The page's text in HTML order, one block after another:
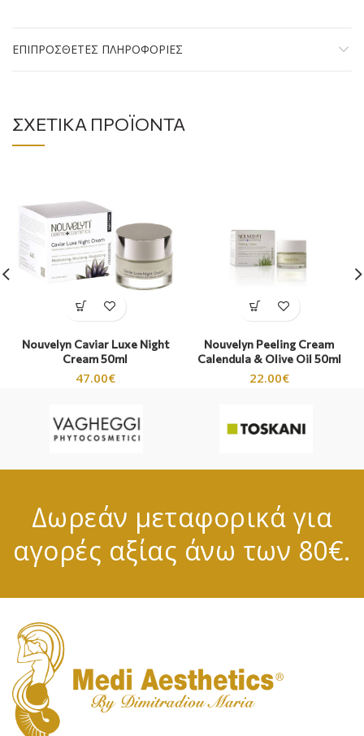
ΕΠΙΠΡΌΣΘΕΤΕΣ ΠΛΗΡΟΦΟΡΊΕΣ
ΣΧΕΤΙΚΆ ΠΡΟΪΌΝΤΑ
Nouvelyn Caviar Luxe Night
Cream 50ml
47.00€
Nouvelyn Peeling Cream
Calendula & Olive Oil 50ml
22.00€
Δωρεάν μεταφορικά για
αγορές αξίας άνω των 80€.